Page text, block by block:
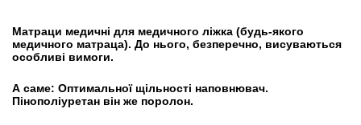
Матраци медичні для медичного ліжка (будь-якого
медичного матраца). До нього, безперечно, висуваються
особливі вимоги.
А саме: Оптимальної щільності наповнювач.
Пінополіуретан він же поролон.